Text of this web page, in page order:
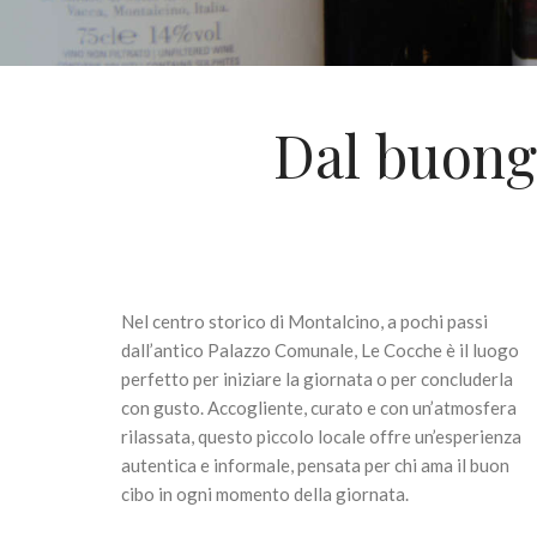
Dal
Nel centro storico di Montalcino, a pochi passi
dall’antico Palazzo Comunale, Le Cocche è il luogo
perfetto per iniziare la giornata o per concluderla
con gusto. Accogliente, curato e con un’atmosfera
rilassata, questo piccolo locale offre un’esperienza
autentica e informale, pensata per chi ama il buon
cibo in ogni momento della giornata.